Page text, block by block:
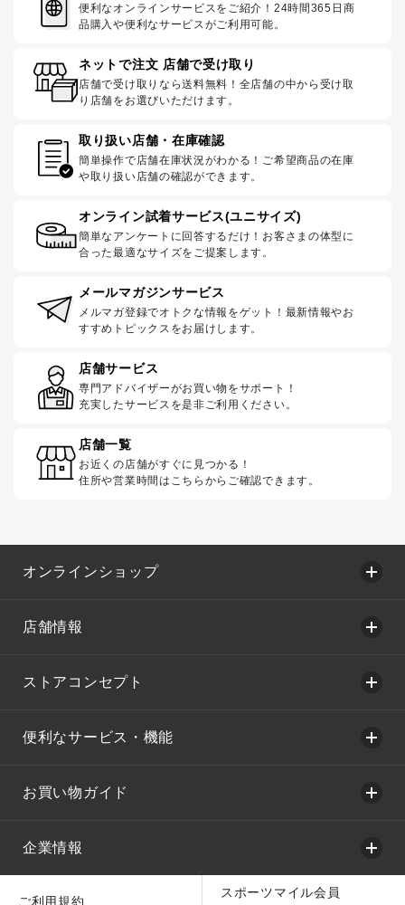
便利なオンラインサービスをご紹介！24時間365日商
品購入や便利なサービスがご利用可能。
ネットで注文 店舗で受け取り
店舗で受け取りなら送料無料！全店舗の中から受け取
り店舗をお選びいただけます。
取り扱い店舗・在庫確認
簡単操作で店舗在庫状況がわかる！ご希望商品の在庫
や取り扱い店舗の確認ができます。
オンライン試着サービス(ユニサイズ)
簡単なアンケートに回答するだけ！お客さまの体型に
合った最適なサイズをご提案します。
メールマガジンサービス
メルマガ登録でオトクな情報をゲット！最新情報やお
すすめトピックスをお届けします。
店舗サービス
専門アドバイザーがお買い物をサポート！
充実したサービスを是非ご利用ください。
店舗一覧
お近くの店舗がすぐに見つかる！
住所や営業時間はこちらからご確認できます。
オンラインショップ
店舗情報
ストアコンセプト
便利なサービス・機能
お買い物ガイド
企業情報
ご利用規約
スポーツマイル会員